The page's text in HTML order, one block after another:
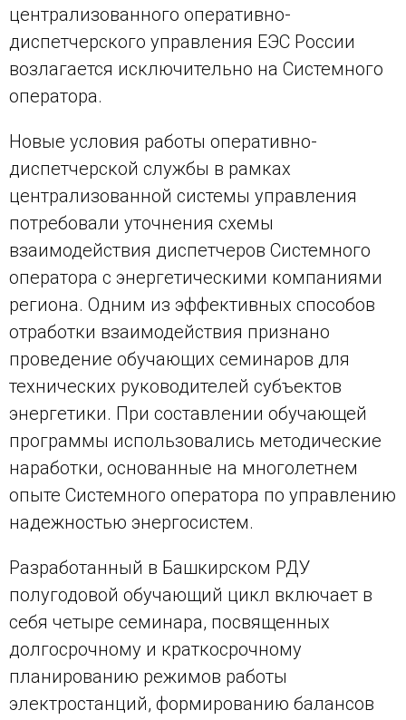
централизованного оперативно-
диспетчерского управления ЕЭС России
возлагается исключительно на Системного
оператора.
Новые условия работы оперативно-
диспетчерской службы в рамках
централизованной системы управления
потребовали уточнения схемы
взаимодействия диспетчеров Системного
оператора с энергетическими компаниями
региона. Одним из эффективных способов
отработки взаимодействия признано
проведение обучающих семинаров для
технических руководителей субъектов
энергетики. При составлении обучающей
программы использовались методические
наработки, основанные на многолетнем
опыте Системного оператора по управлению
надежностью энергосистем.
Разработанный в Башкирском РДУ
полугодовой обучающий цикл включает в
себя четыре семинара, посвященных
долгосрочному и краткосрочному
планированию режимов работы
электростанций, формированию балансов